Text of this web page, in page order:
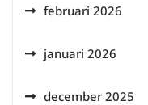
februari 2026
januari 2026
december 2025